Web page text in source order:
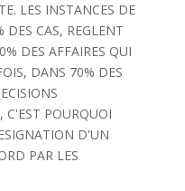
LES INSTANCES DE
DES CAS, REGLENT
DES AFFAIRES QUI
DANS 70% DES
C'EST POURQUOI
D'UN
PAR LES